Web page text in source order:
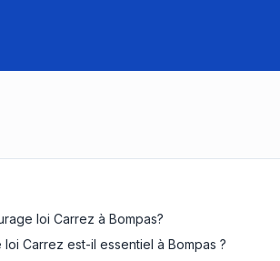
loi Carrez à Bompas?
Carrez est-il essentiel à Bompas ?